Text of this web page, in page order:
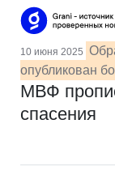
10 июня 2025
опубликован
МВФ
спасения